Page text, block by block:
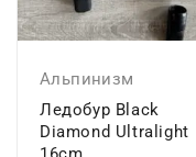
Альпинизм
Ледобур Black
Diamond Ultralight